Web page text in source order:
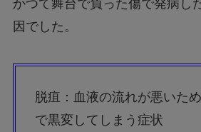
かつて舞台で負った傷で発病し
因でした。
脱疽：血液の流れが悪いた
で黒変してしまう症状